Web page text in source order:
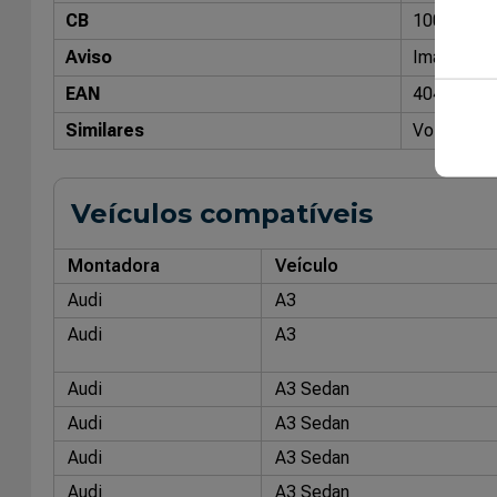
CB
Aviso
Imagens
EAN
Similares
Veículos compatíveis
Montadora
Veículo
Audi
A3
Audi
A3
Audi
A3 Sedan
Audi
A3 Sedan
Audi
A3 Sedan
Audi
A3 Sedan